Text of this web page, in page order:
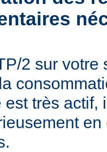
2 sur votre
est très actif,